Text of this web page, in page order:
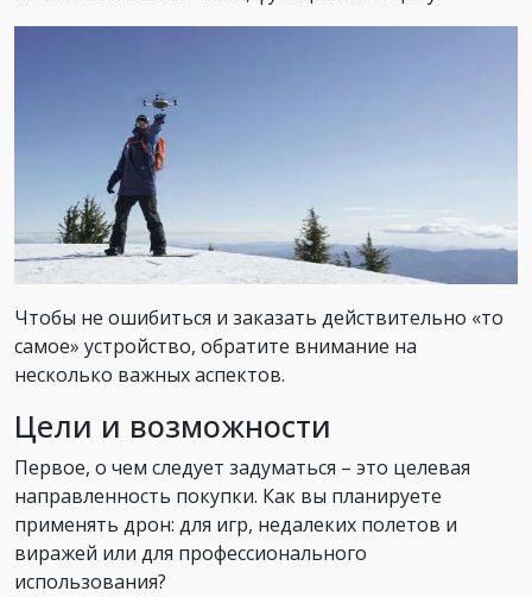
Чтобы не ошибиться и заказать действительно «то
самое» устройство, обратите внимание на
несколько важных аспектов.
Цели и возможности
Первое, о чем следует задуматься – это целевая
направленность покупки. Как вы планируете
применять дрон: для игр, недалеких полетов и
виражей или для профессионального
использования?